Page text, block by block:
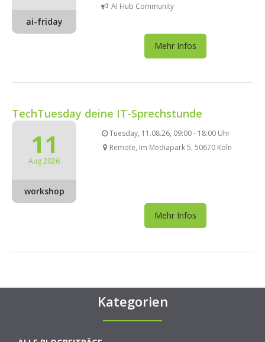
ai-friday
AI Hub Community
Mehr Infos
TechTuesday deine IT-Sprechstunde
11
Aug 2026
workshop
Tuesday, 11.08.26, 09:00 - 18:00 Uhr
Remote, Im Mediapark 5, 50670 Köln
Mehr Infos
Kategorien